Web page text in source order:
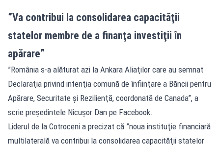
”Va contribui la consolidarea capacităţii
statelor membre de a finanţa investiţii în
apărare”
”România s-a alăturat azi la Ankara Aliaţilor care au semnat
Declaraţia privind intenţia comună de înfiinţare a Băncii pentru
Apărare, Securitate şi Rezilienţă, coordonată de Canada”, a
scrie preşedintele Nicuşor Dan pe Facebook.
Liderul de la Cotroceni a precizat că ”noua instituţie financiară
multilaterală va contribui la consolidarea capacităţii statelor